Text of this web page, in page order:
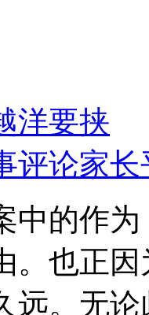
洋要挟
论家长
中的作
。也正
远。无